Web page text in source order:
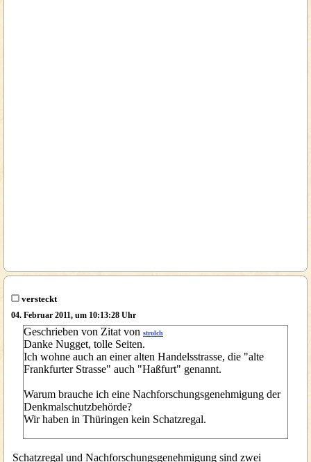
versteckt
04. Februar 2011, um 10:13:28 Uhr
Geschrieben von Zitat von strolch
Danke Nugget, tolle Seiten.
Ich wohne auch an einer alten Handelsstrasse, die "alte
Frankfurter Strasse" auch "Haßfurt" genannt.
Warum brauche ich eine Nachforschungsgenehmigung der
Denkmalschutzbehörde?
Wir haben in Thüringen kein Schatzregal.
Schatzregal und Nachforschungsgenehmigung sind zwei